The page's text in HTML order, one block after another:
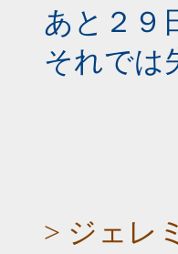
あと２９
それでは
> ジェレ